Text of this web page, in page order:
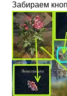
Забираем